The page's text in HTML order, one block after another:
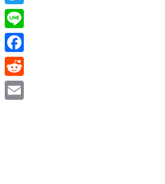
T
w
i
t
L
i
n
e
F
a
c
R